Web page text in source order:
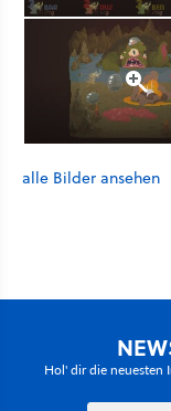
alle Bilder ansehen
Hol' dir die neuesten